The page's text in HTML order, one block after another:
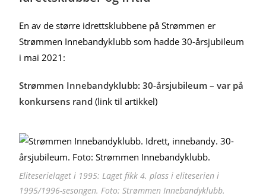
En av de større idrettsklubbene på Strømmen er
Strømmen Innebandyklubb som hadde 30-årsjubileum
i mai 2021:
Strømmen Innebandyklubb: 30-årsjubileum – var på
konkursens rand (link til artikkel)
Eliteserielaget i 1995: Laget fikk 4. plass i eliteserien i
1995/1996-sesongen. Foto: Strømmen Innebandyklubb.